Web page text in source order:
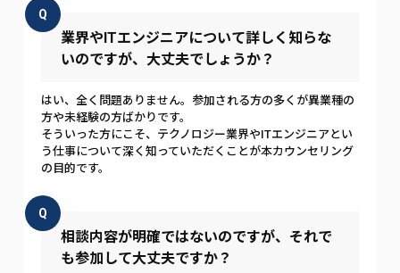
Q
業界やITエンジニアについて詳しく知らな
いのですが、大丈夫でしょうか？
はい、全く問題ありません。参加される方の多くが異業種の
方や未経験の方ばかりです。
そういった方にこそ、テクノロジー業界やITエンジニアとい
う仕事について深く知っていただくことが本カウンセリング
の目的です。
Q
相談内容が明確ではないのですが、それで
も参加して大丈夫ですか？